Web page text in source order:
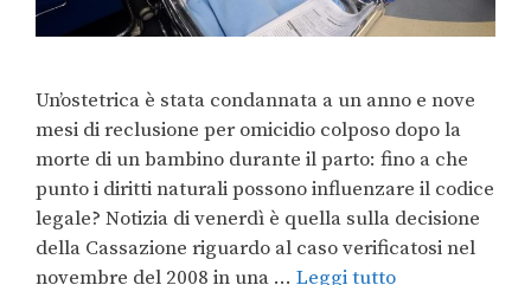
Un’ostetrica è stata condannata a un anno e nove
mesi di reclusione per omicidio colposo dopo la
morte di un bambino durante il parto: fino a che
punto i diritti naturali possono influenzare il codice
legale? Notizia di venerdì è quella sulla decisione
della Cassazione riguardo al caso verificatosi nel
novembre del 2008 in una … Leggi tutto